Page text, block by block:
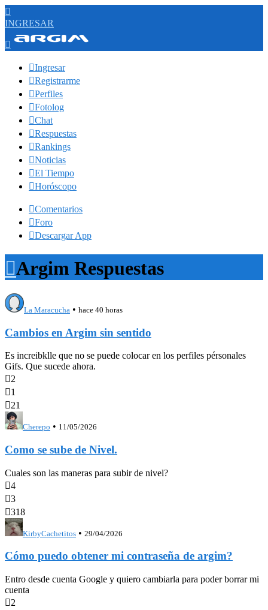

INGRESAR

Ingresar
Registrarme
Perfiles
Fotolog
Chat
Respuestas
Rankings
Noticias
El Tiempo
Horóscopo
Comentarios
Foro
Descargar App
Argim Respuestas
La Maracucha • hace 40 horas
Cambios en Argim sin sentido
Es increibklle que no se puede colocar en los perfiles pérsonales
Gifs. Que sucede ahora.
2
1
21
Cherepo • 11/05/2026
Como se sube de Nivel.
Cuales son las maneras para subir de nivel?
4
3
318
KirbyCachetitos • 29/04/2026
Cómo puedo obtener mi contraseña de argim?
Entro desde cuenta Google y quiero cambiarla para poder borrar mi
cuenta
2